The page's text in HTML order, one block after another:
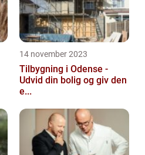
14 november 2023
Tilbygning i Odense -
Udvid din bolig og giv den
e...